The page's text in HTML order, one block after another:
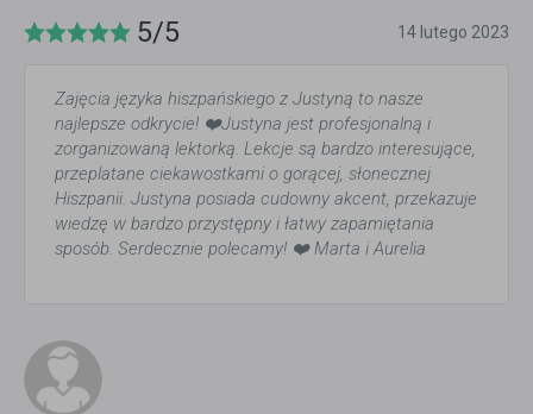
5/5 14 lutego 2023
Zajęcia języka hiszpańskiego z Justyną to nasze
najlepsze odkrycie! ❤️Justyna jest profesjonalną i
zorganizowaną lektorką. Lekcje są bardzo interesujące,
przeplatane ciekawostkami o gorącej, słonecznej
Hiszpanii. Justyna posiada cudowny akcent, przekazuje
wiedzę w bardzo przystępny i łatwy zapamiętania
sposób. Serdecznie polecamy! ❤️ Marta i Aurelia